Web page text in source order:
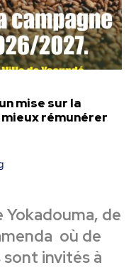
mise sur la
rémunérer
Yokadouma, de
où de
invités à